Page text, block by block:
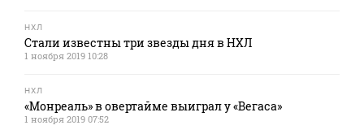
НХЛ
Стали известны три звезды дня в НХЛ
1 ноября 2019 10:28
НХЛ
«Монреаль» в овертайме выиграл у «Вегаса»
1 ноября 2019 07:52